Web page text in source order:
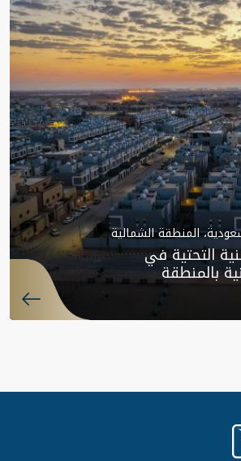
المنطقة الشمالية
التحتية في
بالمنطقة